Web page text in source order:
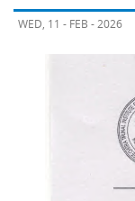
WED, 11 - FEB - 2026